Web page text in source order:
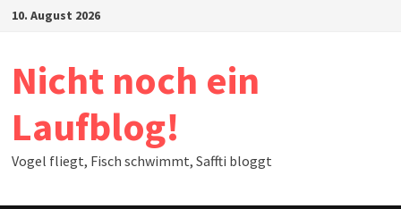
Zum10. August 2026
Nicht noch ein
Laufblog!
Vogel fliegt, Fisch schwimmt, Saffti bloggt